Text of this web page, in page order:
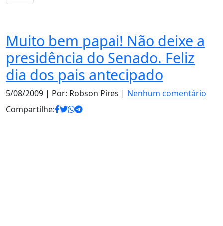
Muito bem papai! Não deixe a
presidência do Senado. Feliz
dia dos pais antecipado
5/08/2009 | Por: Robson Pires | Nenhum comentário
Compartilhe: